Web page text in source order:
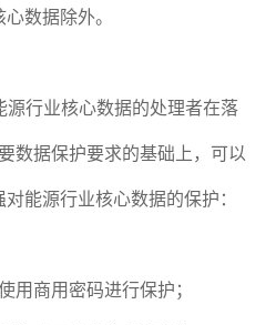
心数据除外。
源行业核心数据的处理者在落
数据保护要求的基础上，可以
能源行业核心数据的保护：
用商用密码进行保护；